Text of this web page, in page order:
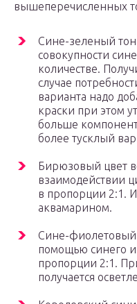
вышеперечисленных
Сине-зеленый тон
совокупности
количестве.
случае
варианта надо
краски при этом
больше
более тусклый
Бирюзовый цвет
взаимодействии
в пропорции 2:1.
аквамарином.
Сине-фиолетовый
помощью синего и
пропорции 2:1.
получается